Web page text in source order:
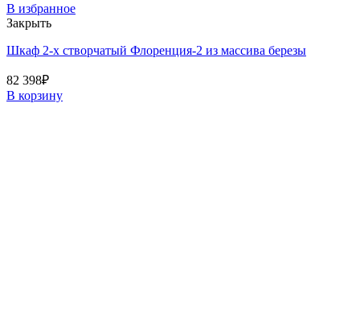
В избранное
Закрыть
Шкаф 2-х створчатый Флоренция-2 из массива березы
82 398₽
В корзину